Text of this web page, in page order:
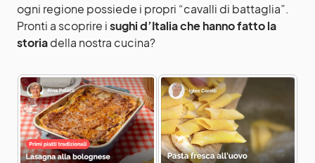
ogni regione possiede i propri “cavalli di battaglia”.
Pronti a scoprire isughi d’Italia che hanno fatto la
storiadella nostra cucina?